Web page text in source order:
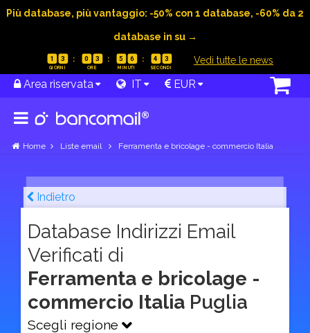
Più database, più vantaggio: -50% con 1 database, -60% da 2
database in su →
1 3 0 3 5 6 4 2 Vedi tutte le news
Area riservata IT EUR
Home Liste email Ferramenta e bricolage - commercio Italia
Indietro
Database Indirizzi Email
Verificati di
Ferramenta e bricolage -
commercio Italia Puglia
Scegli regione